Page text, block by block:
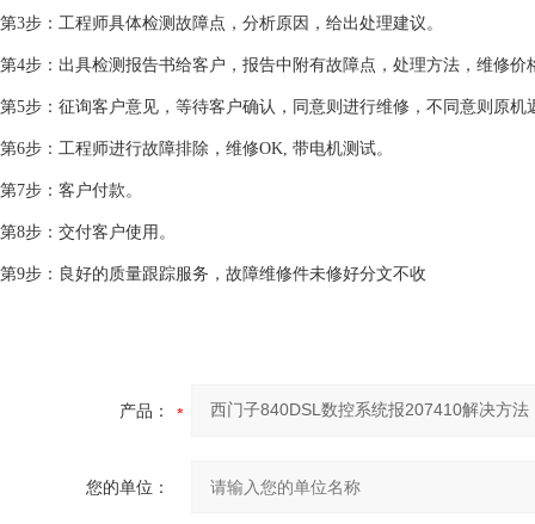
第3步：工程师具体检测故障点，分析原因，给出处理建议。
第4步：出具检测报告书给客户，报告中附有故障点，处理方法，维修
第5步：征询客户意见，等待客户确认，同意则进行维修，不同意则原机
第6步：工程师进行故障排除，维修OK, 带电机测试。
第7步：客户付款。
第8步：交付客户使用。
第9步：良好的质量跟踪服务，故障维修件未修好分文不收
产品：
您的单位：